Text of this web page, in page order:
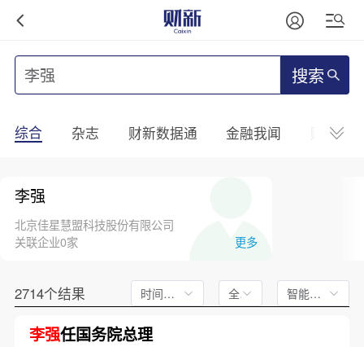
搜索
综合 杂志 财新数据通 金融我闻 财新
李强
北京佳星慧盟科技股份有限公司
关联企业0家
更多
2714个结果 时间不限 全文 智能排序
李强任国务院总理